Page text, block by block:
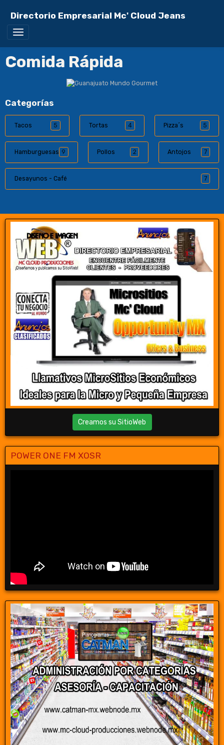
Directorio Empresarial Mc' Cloud Jeans
Comida Rápida
Categorías
Tacos 5 Tortas 4 Pizza´s 5
Hamburguesas 9 Pollos 2 Antojos 7
Desayunos - Café 7
Creamos su SitioWeb
POWER ONE FM XOSR